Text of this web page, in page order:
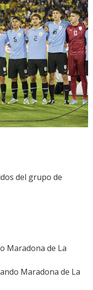
Linkdel grupo de
Maradona de La
Maradona de La